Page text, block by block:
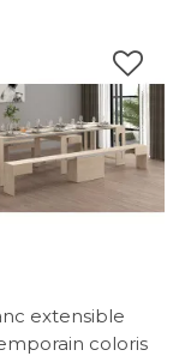
extensible
coloris